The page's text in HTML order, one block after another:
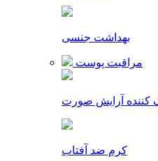
بهداشت جنسی
مراقبت پوست
کننده آرایش صورت
کرم ضد آفتاب